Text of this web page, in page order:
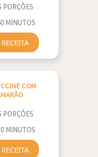
PORÇÕES
MINUTOS
COM
PORÇÕES
MINUTOS